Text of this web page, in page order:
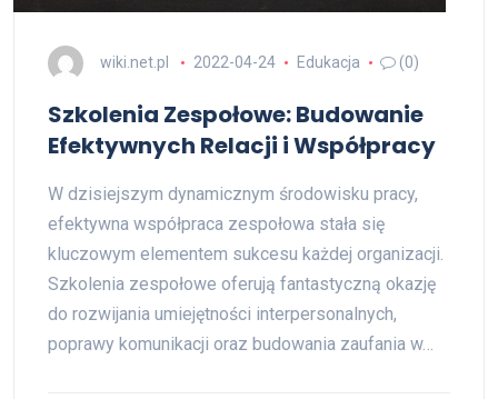
wiki.net.pl 2022-04-24 Edukacja (0)
Szkolenia Zespołowe: Budowanie
Efektywnych Relacji i Współpracy
W dzisiejszym dynamicznym środowisku pracy,
efektywna współpraca zespołowa stała się
kluczowym elementem sukcesu każdej organizacji.
Szkolenia zespołowe oferują fantastyczną okazję
do rozwijania umiejętności interpersonalnych,
poprawy komunikacji oraz budowania zaufania w…